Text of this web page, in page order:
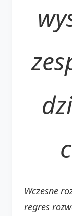
Wczesne
regres